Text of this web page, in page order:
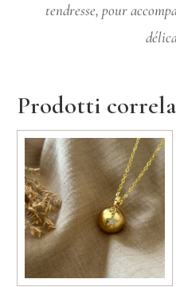
tendresse, pour
Prodotti